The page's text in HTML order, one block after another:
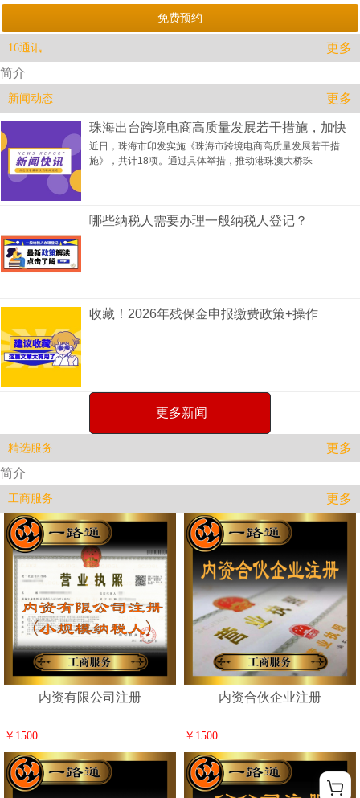
16通讯
更多
简介
新闻动态 更多
珠海出台跨境电商高质量发展若干措施，加快
近日，珠海市印发实施《珠海市跨境电商高质量发展若干措
施》，共计18项。通过具体举措，推动港珠澳大桥珠
哪些纳税人需要办理一般纳税人登记？
收藏！2026年残保金申报缴费政策+操作
更多新闻
精选服务
更多
简介
工商服务 更多
内资有限公司注册
￥1500
内资合伙企业注册
￥1500